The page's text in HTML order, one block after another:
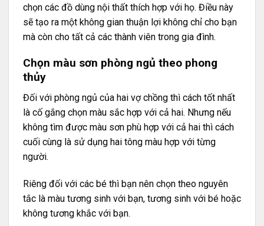
chọn các đồ dùng nội thất thích hợp với họ. Điều này
sẽ tạo ra một không gian thuận lợi không chỉ cho bạn
mà còn cho tất cả các thành viên trong gia đình.
Chọn màu sơn phòng ngủ theo phong
thủy
Đối với phòng ngủ của hai vợ chồng thì cách tốt nhất
là cố gắng chọn màu sắc hợp với cả hai. Nhưng nếu
không tìm được màu sơn phù hợp với cả hai thì cách
cuối cùng là sử dụng hai tông màu hợp với từng
người.
Riêng đối với các bé thì bạn nên chọn theo nguyên
tắc là màu tương sinh với bạn, tương sinh với bé hoặc
không tương khắc với bạn.